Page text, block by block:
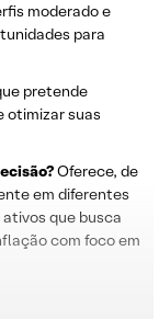
moderado e
para
pretende
otimizar suas
Oferece, de
em diferentes
que busca
com foco em